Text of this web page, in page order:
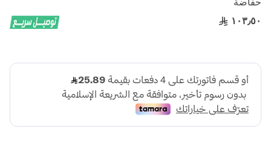
١٠٣٫٥٠